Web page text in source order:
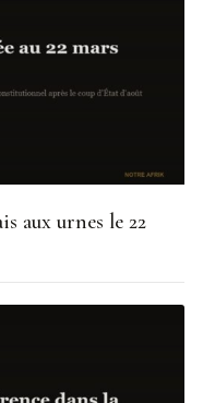
aux urnes le 22